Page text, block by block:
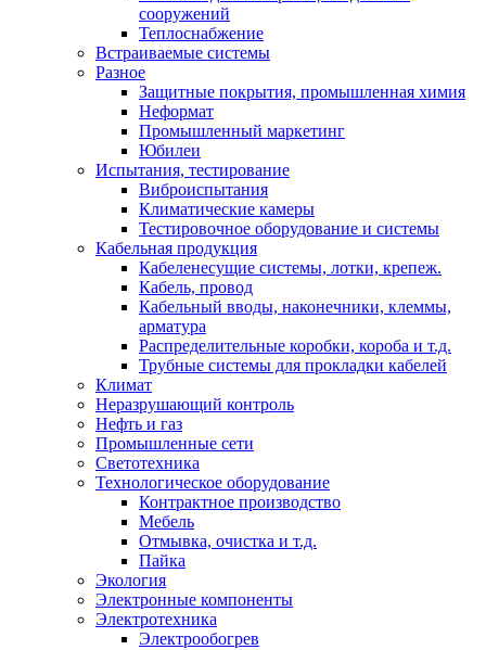
сооружений
Теплоснабжение
Встраиваемые системы
Разное
Защитные покрытия, промышленная химия
Неформат
Промышленный маркетинг
Юбилеи
Испытания, тестирование
Виброиспытания
Климатические камеры
Тестировочное оборудование и системы
Кабельная продукция
Кабеленесущие системы, лотки, крепеж.
Кабель, провод
Кабельный вводы, наконечники, клеммы,
арматура
Распределительные коробки, короба и т.д.
Трубные системы для прокладки кабелей
Климат
Неразрушающий контроль
Нефть и газ
Промышленные сети
Светотехника
Технологическое оборудование
Контрактное производство
Мебель
Отмывка, очистка и т.д.
Пайка
Экология
Электронные компоненты
Электротехника
Электрообогрев